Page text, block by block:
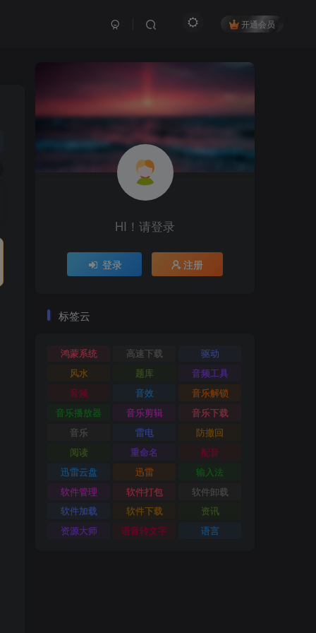
开通会员
HI！请登录
登录 注册
标签云
鸿蒙系统 高速下载
驱动
风水
题库
音频工具
音频
音效
音乐解锁
音乐播放器
音乐剪辑
音乐下载
音乐
雷电
防撤回
阅读
重命名
配音
迅雷云盘
迅雷
输入法
软件管理
软件打包
软件卸载
软件加载
软件下载
资讯
资源大师
语音转文字 语言